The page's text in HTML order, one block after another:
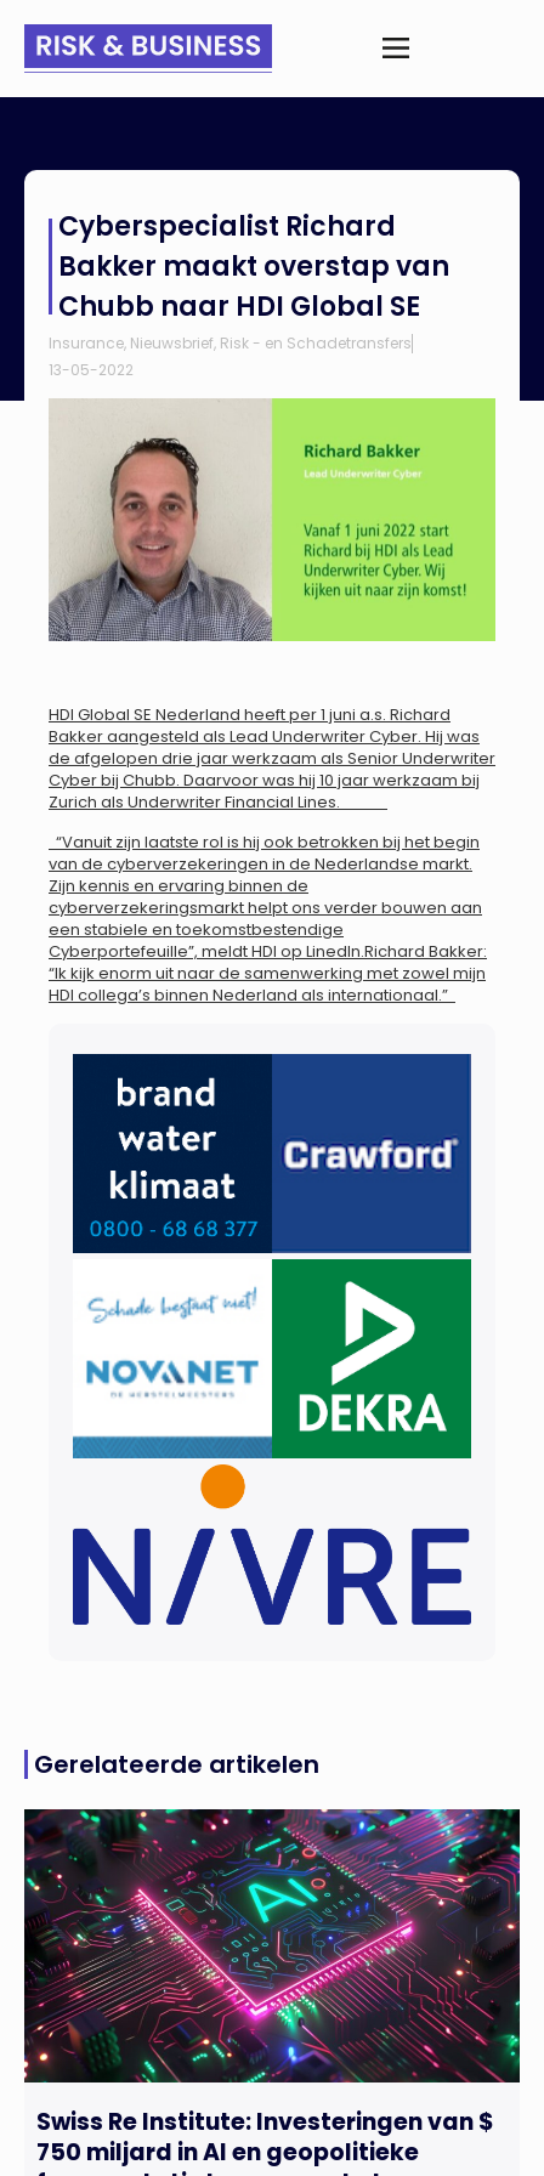
overstap van Chubb naar HDI Global SE
Cyberspecialist Richard
Bakker maakt overstap van
Chubb naar HDI Global SE
Insurance, Nieuwsbrief, Risk - en Schadetransfers
13-05-2022
HDI Global SE Nederland heeft per 1 juni a.s. Richard
Bakker aangesteld als Lead Underwriter Cyber. Hij was
de afgelopen drie jaar werkzaam als Senior Underwriter
Cyber bij Chubb. Daarvoor was hij 10 jaar werkzaam bij
Zurich als Underwriter Financial Lines.
“Vanuit zijn laatste rol is hij ook betrokken bij het begin
van de cyberverzekeringen in de Nederlandse markt.
Zijn kennis en ervaring binnen de
cyberverzekeringsmarkt helpt ons verder bouwen aan
een stabiele en toekomstbestendige
Cyberportefeuille”, meldt HDI op LinedIn.Richard Bakker:
“Ik kijk enorm uit naar de samenwerking met zowel mijn
HDI collega’s binnen Nederland als internationaal.”
Gerelateerde artikelen
Swiss Re Institute: Investeringen van $
750 miljard in AI en geopolitieke